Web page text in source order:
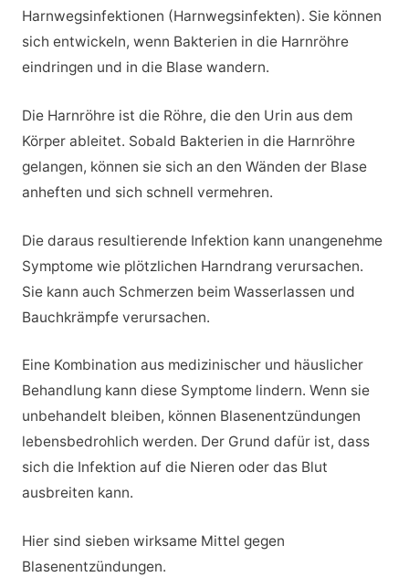
Harnwegsinfektionen (Harnwegsinfekten). Sie können
sich entwickeln, wenn Bakterien in die Harnröhre
eindringen und in die Blase wandern.
Die Harnröhre ist die Röhre, die den Urin aus dem
Körper ableitet. Sobald Bakterien in die Harnröhre
gelangen, können sie sich an den Wänden der Blase
anheften und sich schnell vermehren.
Die daraus resultierende Infektion kann unangenehme
Symptome wie plötzlichen Harndrang verursachen.
Sie kann auch Schmerzen beim Wasserlassen und
Bauchkrämpfe verursachen.
Eine Kombination aus medizinischer und häuslicher
Behandlung kann diese Symptome lindern. Wenn sie
unbehandelt bleiben, können Blasenentzündungen
lebensbedrohlich werden. Der Grund dafür ist, dass
sich die Infektion auf die Nieren oder das Blut
ausbreiten kann.
Hier sind sieben wirksame Mittel gegen
Blasenentzündungen.